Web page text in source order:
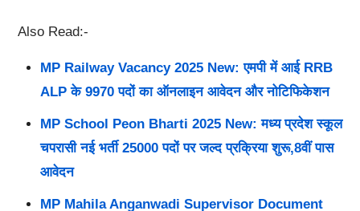
Also Read:-
MP Railway Vacancy 2025 New: एमपी में आई RRB
ALP के 9970 पदों का ऑनलाइन आवेदन और नोटिफिकेशन
MP School Peon Bharti 2025 New: मध्य प्रदेश स्कूल
चपरासी नई भर्ती 25000 पदों पर जल्द प्रक्रिया शुरू,8वीं पास
आवेदन
MP Mahila Anganwadi Supervisor Document